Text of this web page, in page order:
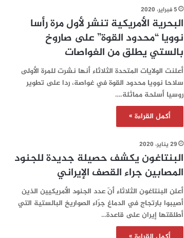
5 فبراير، 2020
البحرية الأمريكية تنشر لأول مرة رأسا
نوويا “محدود القوة” على صاروخ
بالستي يطلق من الغواصات
أعلنت الولايات المتحدة الثلاثاء أنها نشرت للمرة الأولى
سلاحا نوويا محدود القوة في غواصة، ردا على تطوير
روسيا أسلحة مماثلة.…
أكمل القراءة »
29 يناير، 2020
البنتاغون يكشف حصيلة جديدة للجنود
المصابين جراء القصف الإيراني
أعلن البنتاغون الثلاثاء أنّ عدد الجنود الأمريكيين الذين
أصيبوا بارتجاج في الدماغ جرّاء الصواريخ البالستية التي
أطلقتها إيران على قاعدة…